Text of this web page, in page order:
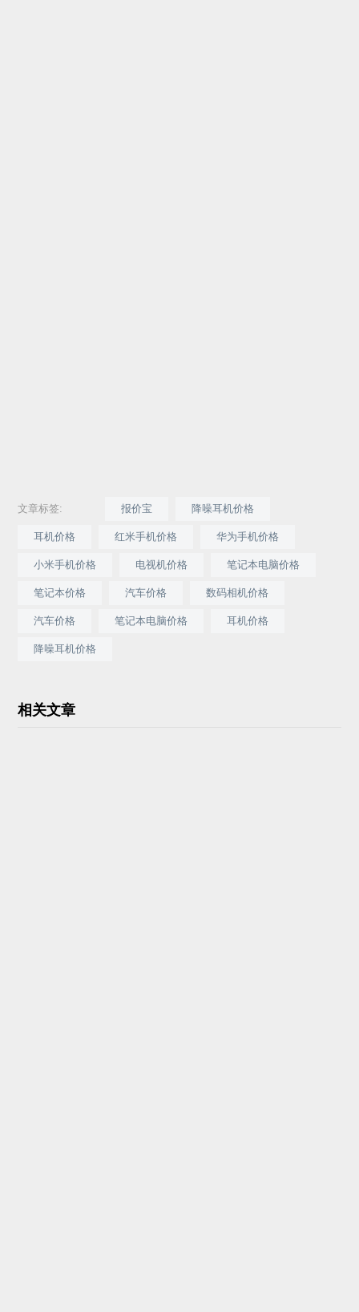
文章标签: 报价宝 降噪耳机价格
耳机价格 红米手机价格 华为手机价格
小米手机价格 电视机价格 笔记本电脑价格
笔记本价格 汽车价格 数码相机价格
汽车价格 笔记本电脑价格 耳机价格
降噪耳机价格
相关文章